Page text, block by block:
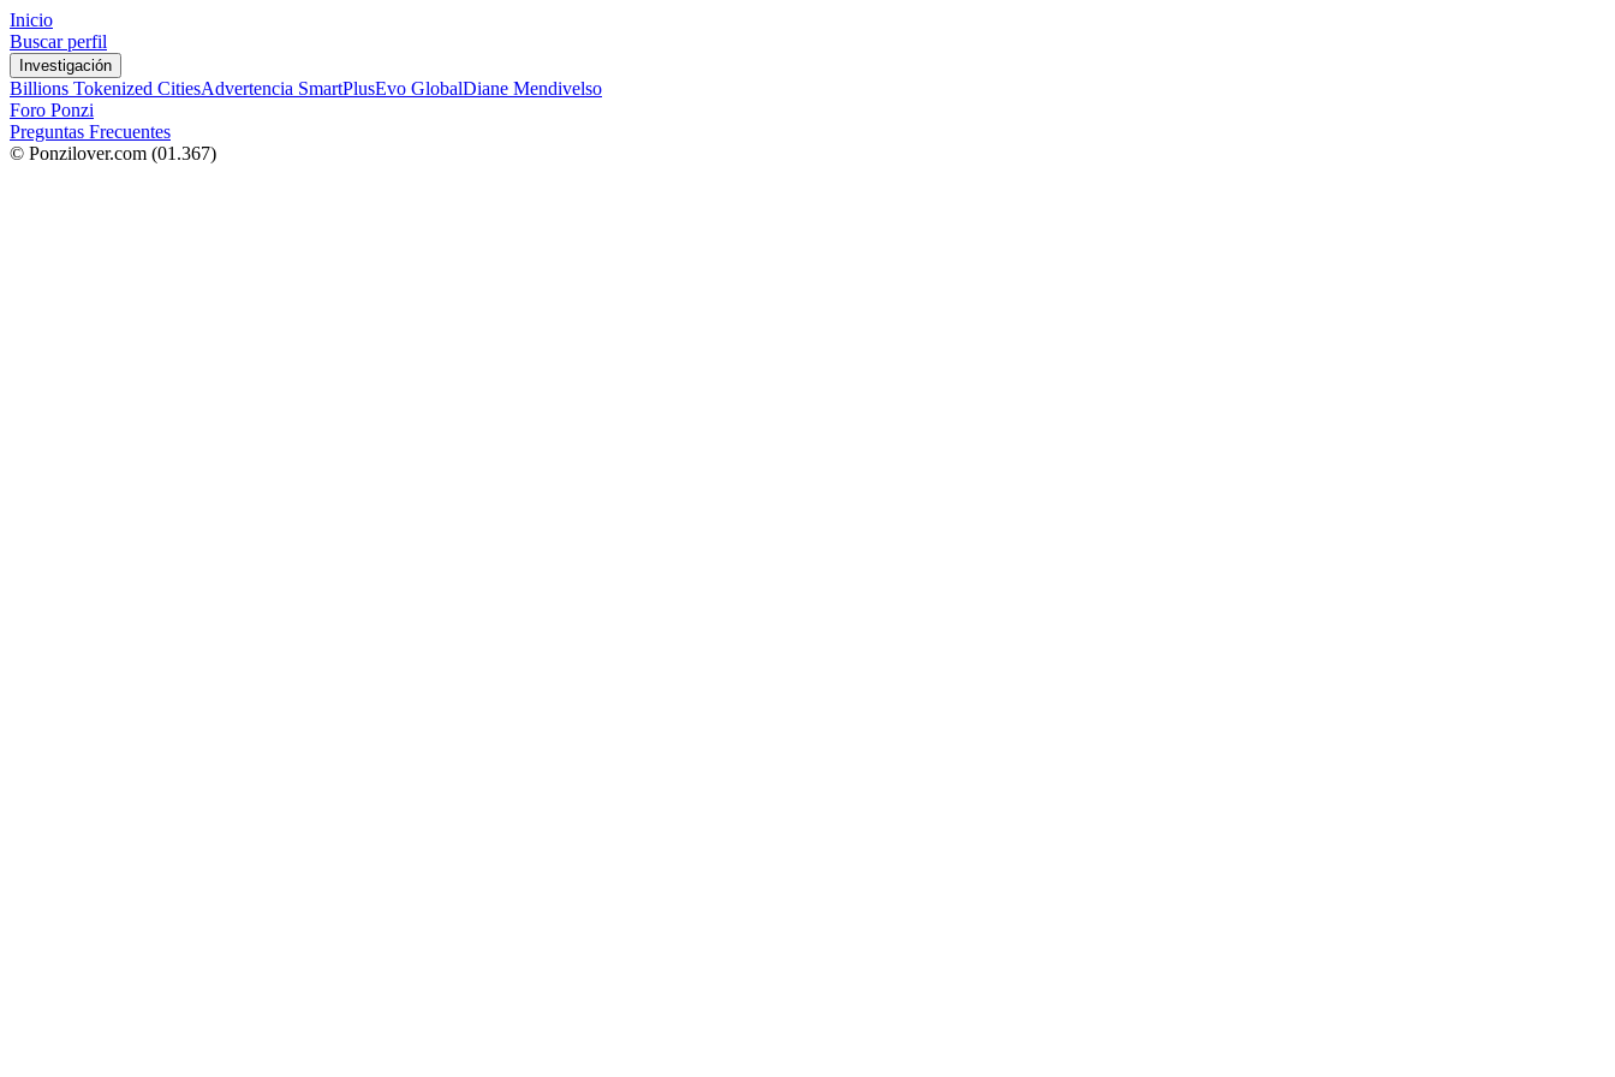
Inicio
Buscar perfil
Investigación
Billions Tokenized CitiesAdvertencia SmartPlusEvo GlobalDiane Mendivelso
Foro Ponzi
Preguntas Frecuentes
© Ponzilover.com (01.367)